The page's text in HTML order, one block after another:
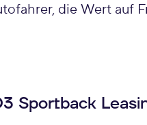
die Wert auf
Sportback